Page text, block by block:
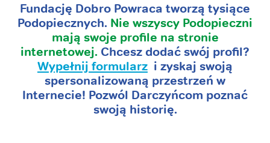
Fundację Dobro Powraca tworzą tysiące
Podopiecznych. Nie wszyscy Podopieczni
mają swoje profile na stronie
internetowej. Chcesz dodać swój profil?
Wypełnij formularz i zyskaj swoją
spersonalizowaną przestrzeń w
Internecie! Pozwól Darczyńcom poznać
swoją historię.